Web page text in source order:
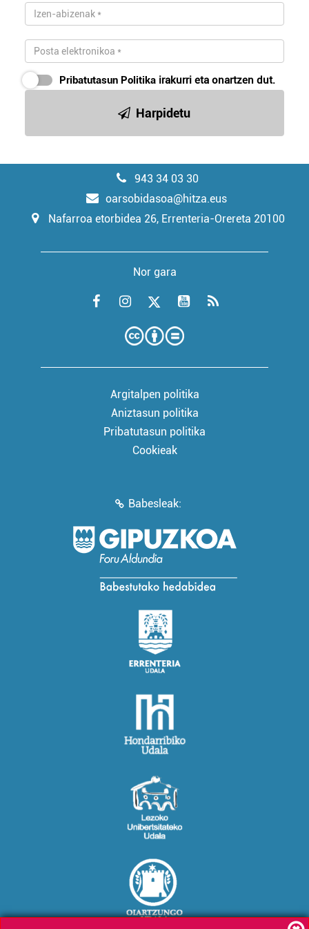
Pribatutasun Politika irakurri eta onartzen dut.
Harpidetu
943 34 03 30
oarsobidasoa@hitza.eus
Nafarroa etorbidea 26, Errenteria-Orereta 20100
Nor gara
Argitalpen politika
Aniztasun politika
Pribatutasun politika
Cookieak
Babesleak: